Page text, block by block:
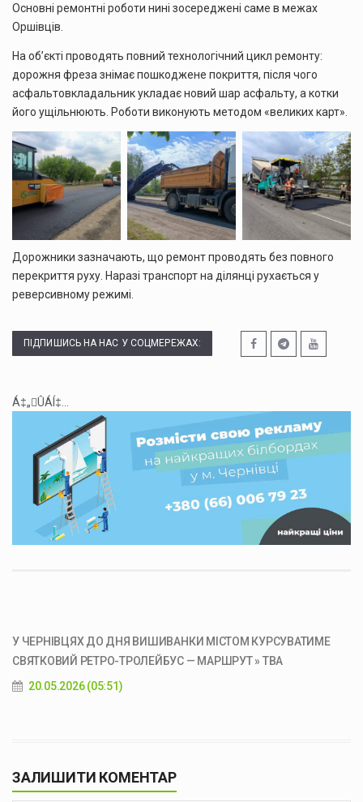
Основні ремонтні роботи нині зосереджені саме в межах
Оршівців.
На об’єкті проводять повний технологічний цикл ремонту:
дорожня фреза знімає пошкоджене покриття, після чого
асфальтовкладальник укладає новий шар асфальту, а котки
його ущільнюють. Роботи виконують методом «великих карт».
Дорожники зазначають, що ремонт проводять без повного
перекриття руху. Наразі транспорт на ділянці рухається у
реверсивному режимі.
ПІДПИШИСЬ НА НАС У СОЦМЕРЕЖАХ:
Á‡„ÛÁÍ‡...
У ЧЕРНІВЦЯХ ДО ДНЯ ВИШИВАНКИ МІСТОМ КУРСУВАТИМЕ
СВЯТКОВИЙ РЕТРО-ТРОЛЕЙБУС — МАРШРУТ » ТВА
20.05.2026 (05:51)
ЗАЛИШИТИ КОМЕНТАР